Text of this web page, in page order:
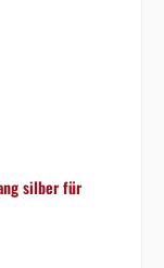
silber für